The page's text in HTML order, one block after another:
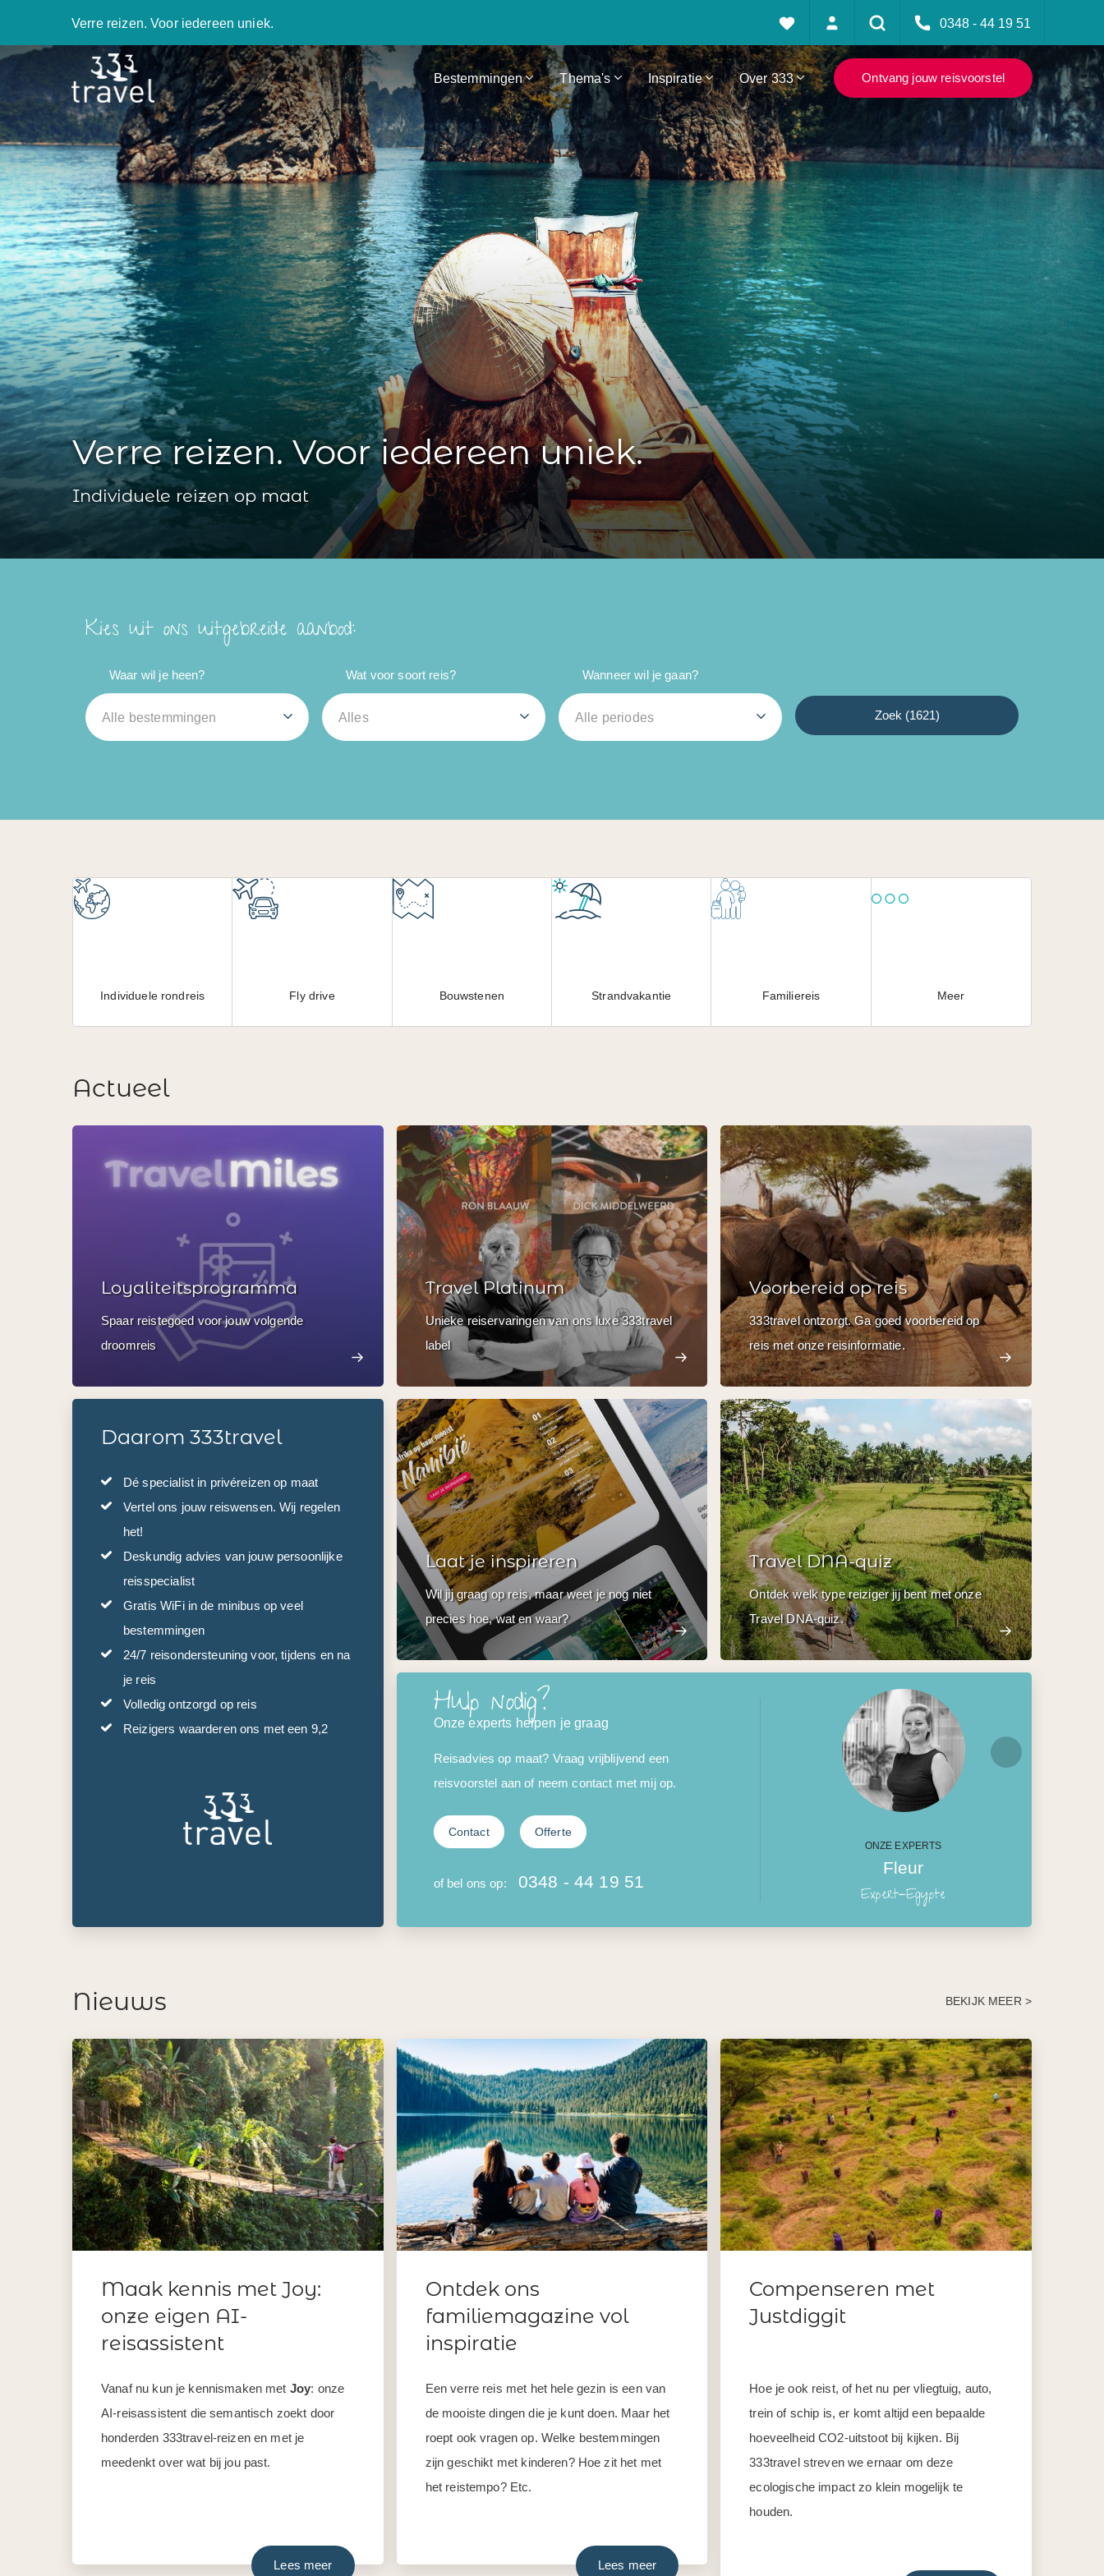
Verre reizen. Voor iedereen uniek. 0348 - 44 19 51
Bestemmingen Thema's Inspiratie Over 333 Ontvang jouw reisvoorstel
Verre reizen. Voor iedereen uniek.
Individuele reizen op maat
Kies uit ons uitgebreide aanbod:
Waar wil je heen?
Alle bestemmingen
Wat voor soort reis?
Alles
Wanneer wil je gaan?
Alle periodes Zoek (1621)
Individuele rondreis Fly drive Bouwstenen Strandvakantie Familiereis Meer
Actueel
Loyaliteitsprogramma
Spaar reistegoed voor jouw volgende
droomreis
Travel Platinum
Unieke reiservaringen van ons luxe 333travel
label
Voorbereid op reis
333travel ontzorgt. Ga goed voorbereid op
reis met onze reisinformatie.
Daarom 333travel
Dé specialist in privéreizen op maat
Vertel ons jouw reiswensen. Wij regelen
het!
Deskundig advies van jouw persoonlijke
reisspecialist
Gratis WiFi in de minibus op veel
bestemmingen
24/7 reisondersteuning voor, tijdens en na
je reis
Volledig ontzorgd op reis
Reizigers waarderen ons met een 9,2
Laat je inspireren
Wil jij graag op reis, maar weet je nog niet
precies hoe, wat en waar?
Travel DNA-quiz
Ontdek welk type reiziger jij bent met onze
Travel DNA-quiz.
Hulp nodig?
Onze experts helpen je graag
Reisadvies op maat? Vraag vrijblijvend een
reisvoorstel aan of neem contact met mij op.
Contact Offerte
of bel ons op: 0348 - 44 19 51
ONZE EXPERTS
Fleur
Expert-Egypte
Nieuws BEKIJK MEER >
Maak kennis met Joy:
onze eigen AI-
reisassistent
Vanaf nu kun je kennismaken met Joy: onze
AI-reisassistent die semantisch zoekt door
honderden 333travel-reizen en met je
meedenkt over wat bij jou past.
Lees meer
Ontdek ons
familiemagazine vol
inspiratie
Een verre reis met het hele gezin is een van
de mooiste dingen die je kunt doen. Maar het
roept ook vragen op. Welke bestemmingen
zijn geschikt met kinderen? Hoe zit het met
het reistempo? Etc.
Lees meer
Compenseren met
Justdiggit
Hoe je ook reist, of het nu per vliegtuig, auto,
trein of schip is, er komt altijd een bepaalde
hoeveelheid CO2-uitstoot bij kijken. Bij
333travel streven we ernaar om deze
ecologische impact zo klein mogelijk te
houden.